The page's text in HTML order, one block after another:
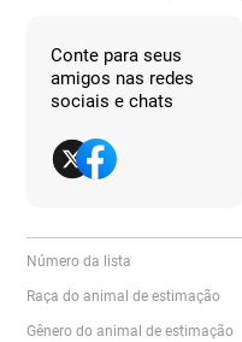
Conte para seus
amigos nas redes
sociais e chats
Número da lista
Raça do animal de estimação
Gênero do animal de estimação